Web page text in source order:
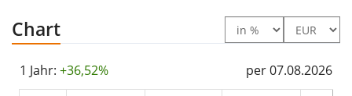
890 Mio. Euro Fondsvolumen. Der
ETF wurde
am 20. August 2012 in Irland aufgelegt
Chart
1 Jahr: +36,52% per 07.08.2026